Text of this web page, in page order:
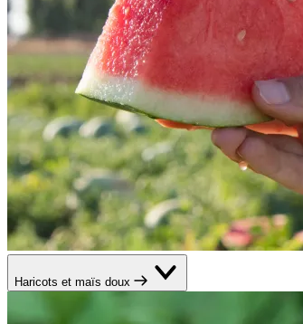
Haricots et maïs doux